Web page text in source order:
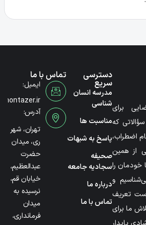
برای
که
اضطراب،
از همین
خودمان را
و
تعریف
ما برای
دسترسی
سریع
مدرسه انسان
شناسی
مناسبت ها
پاسخ به شبهات
صحیفه
سجادیه جامعه
درباره ما
تماس با ما
تماس با ما
ایمیل:
آدرس:
تهران، شهر
ری، میدان
حضرت
عبدالعظیم،
خیابان قم،
نرسیده به
میدان
فرمانداری،